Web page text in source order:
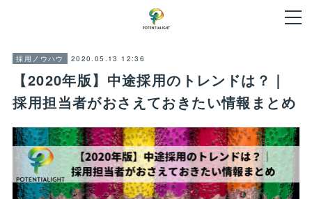
採用ノウハウ 2020.05.13 12:36
【2020年版】中途採用のトレンドは？｜
採用担当者がおさえておきたい情報まとめ